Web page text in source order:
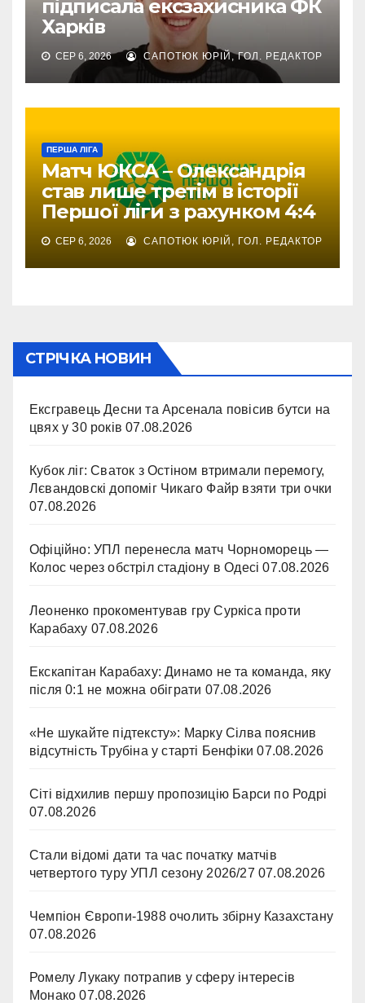
підписала ексзахисника ФК
Харків
СЕР 6, 2026 САПОТЮК ЮРІЙ, ГОЛ. РЕДАКТОР
ПЕРША ЛІГА
Матч ЮКСА – Олександрія
став лише третім в історії
Першої ліги з рахунком 4:4
СЕР 6, 2026 САПОТЮК ЮРІЙ, ГОЛ. РЕДАКТОР
СТРІЧКА НОВИН
Ексгравець Десни та Арсенала повісив бутси на
цвях у 30 років 07.08.2026
Кубок ліг: Сваток з Остіном втримали перемогу,
Лєвандовскі допоміг Чикаго Файр взяти три очки
07.08.2026
Офіційно: УПЛ перенесла матч Чорноморець —
Колос через обстріл стадіону в Одесі 07.08.2026
Леоненко прокоментував гру Суркіса проти
Карабаху 07.08.2026
Екскапітан Карабаху: Динамо не та команда, яку
після 0:1 не можна обіграти 07.08.2026
«Не шукайте підтексту»: Марку Сілва пояснив
відсутність Трубіна у старті Бенфіки 07.08.2026
Сіті відхилив першу пропозицію Барси по Родрі
07.08.2026
Стали відомі дати та час початку матчів
четвертого туру УПЛ сезону 2026/27 07.08.2026
Чемпіон Європи-1988 очолить збірну Казахстану
07.08.2026
Ромелу Лукаку потрапив у сферу інтересів
Монако 07.08.2026